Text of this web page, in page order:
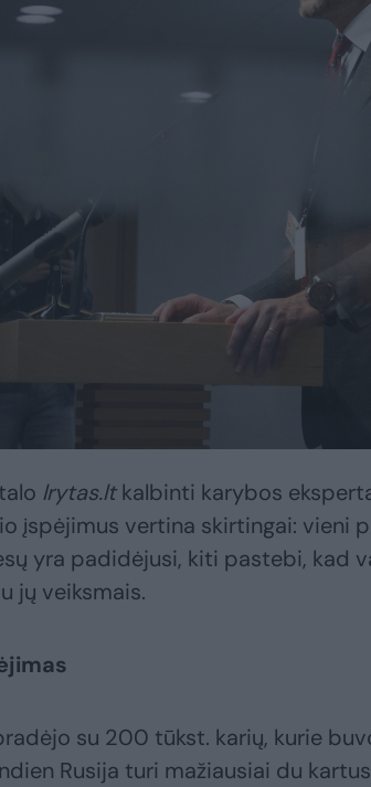
lrytas.ltkalbinti karybos
įspėjimus vertina skirtingai: vieni
yra padidėjusi, kiti pastebi, kad
jų veiksmais.
su 200 tūkst. karių, kurie
Rusija turi mažiausiai du